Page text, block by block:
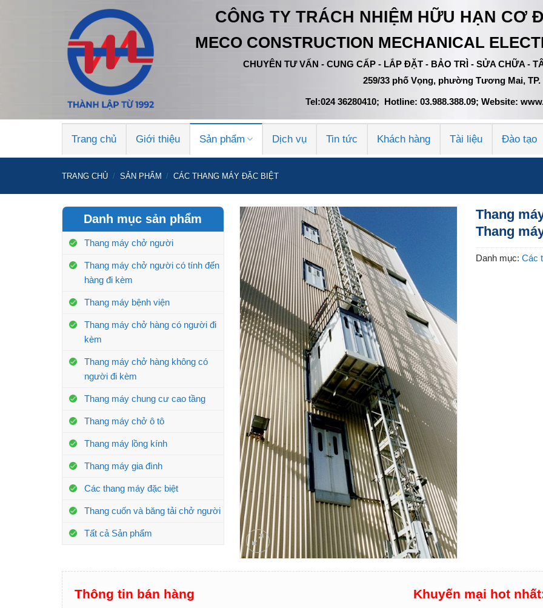
CÔNG TY TRÁCH NHIỆM HỮU HẠN CƠ
MECO CONSTRUCTION MECHANICAL
CHUYÊN TƯ VẤN - CUNG CẤP - LẮP ĐẶT - BẢO TRÌ - SỬA CHỮA -
259/33 phố Vọng, phường Tương Mai, TP.
Tel:024 36280410; Hotline: 03.988.388.09; Website:
Trang chủ Giới thiệu Sản phẩm Dịch vụ Tin tức Khách hàng Tài liệu Đào tạo
TRANG CHỦ / SẢN PHẨM / CÁC THANG MÁY ĐẶC BIỆT
Thang
Thang
Danh mục: Các
Danh mục sản phẩm
Thang máy chở người
Thang máy chở người có tính đến
hàng đi kèm
Thang máy bệnh viện
Thang máy chở hàng có người đi
kèm
Thang máy chở hàng không có
người đi kèm
Thang máy chung cư cao tầng
Thang máy chở ô tô
Thang máy lồng kính
Thang máy gia đình
Các thang máy đặc biệt
Thang cuốn và băng tải chở người
Tất cả Sản phẩm
Thông tin bán hàng Khuyến mại hot